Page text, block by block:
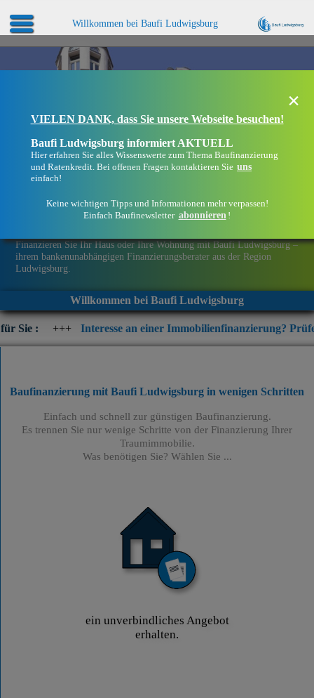
Willkommen bei Baufi Ludwigsburg
Finanzieren Sie Ihr Haus oder Ihre Wohnung mit Baufi Ludwigsburg –
ihrem bankenunabhängigen Finanzierungsberater aus der Region
Ludwigsburg.
Willkommen bei Baufi Ludwigsburg
Interesse an einer Immobilienfinanzierung? Prüfen Sie jetzt
×
VIELEN DANK, dass Sie unsere Webseite besuchen!
Baufi Ludwigsburg informiert AKTUELL
Hier erfahren Sie alles Wissenswerte zum Thema Baufinanzierung
und Ratenkredit. Bei offenen Fragen kontaktieren Sie uns
einfach!
Keine wichtigen Tipps und Informationen mehr verpassen!
Einfach Baufinewsletter abonnieren !
Baufinanzierung mit Baufi Ludwigsburg in wenigen Schritten
Einfach und schnell zur günstigen Baufinanzierung.
Es trennen Sie nur wenige Schritte von der Finanzierung Ihrer
Traumimmobilie.
Was benötigen Sie? Wählen Sie ...
ein unverbindliches Angebot
erhalten.